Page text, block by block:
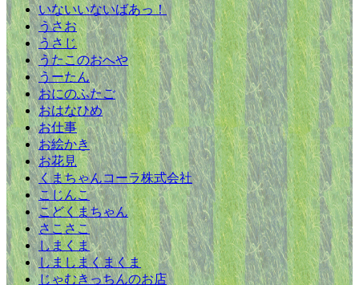
いないいないばあっ！
うさお
うさじ
うたこのおへや
うーたん
おにのふたご
おはなひめ
お仕事
お絵かき
お花見
くまちゃんコーラ株式会社
こじんこ
こどくまちゃん
さこさこ
しまくま
しましまくまくま
じゃむきっちんのお店